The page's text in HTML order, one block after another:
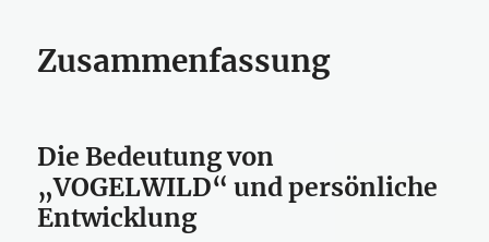
Zusammenfassung
Die Bedeutung von
„VOGELWILD“ und persönliche
Entwicklung